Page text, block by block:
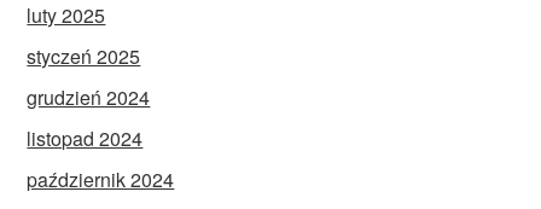
luty 2025
styczeń 2025
grudzień 2024
listopad 2024
październik 2024